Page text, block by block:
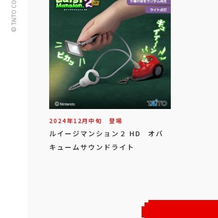
2024年12月中旬 登場
ルイージマンション２ HD オバ
キュームサウンドライト